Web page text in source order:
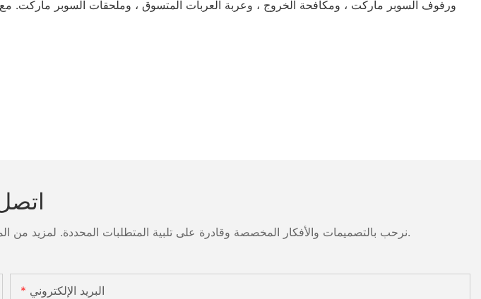
نرحب بالتصميمات والأفكار المخصصة وقادرة على تلبية المتطلبات المحددة. لمزيد من المعلومات، يرجى زيارة الموقع الإلكتروني أو الاتصال بنا مباشرة مع أسئلة أو استفسارات.
البريد الإلكتروني